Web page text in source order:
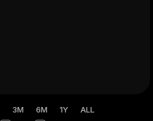
3M 6M 1Y ALL